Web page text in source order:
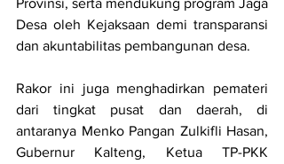
Desa oleh Kejaksaan demi transparansi
dan akuntabilitas pembangunan desa.
Rakor ini juga menghadirkan pemateri
dari tingkat pusat dan daerah, di
antaranya Menko Pangan Zulkifli Hasan,
Gubernur Kalteng, Ketua TP-PKK